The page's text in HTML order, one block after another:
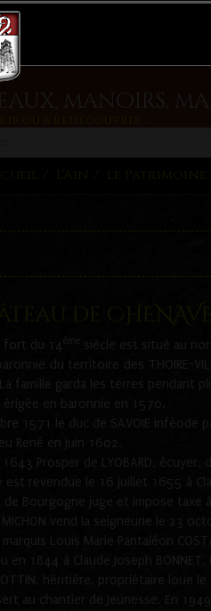
manoirs,
fort du 14
siècle est situé au
du territoire des THOIRE-
famille garda les terres pendant
érigée en baronnie en 1570.
1571 le duc de SAVOIE inféode
René en juin 1602.
1643 Prosper de LYOBARD,
est revendue le 16 juillet 1655 à
Bourgogne juge et impose taxe
vend la seigneurie le 23
Louis Marie Pantaléon
en 1844 à Claude Joseph
héritière, propriétaire loue
au chantier de Jeunesse. En